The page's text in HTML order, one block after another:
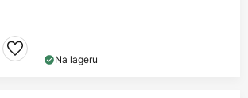
Na lageru